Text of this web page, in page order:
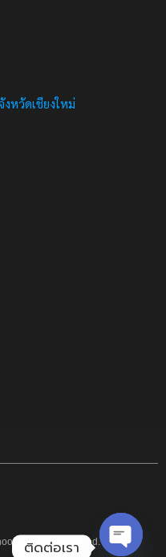
งหวัดเชียงใหม่
All rights reserved.
ติดต่อเรา